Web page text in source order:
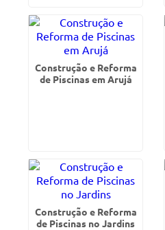
Construção e Reforma
de Piscinas em Arujá
Construção e Reforma
de Piscinas no Jardins